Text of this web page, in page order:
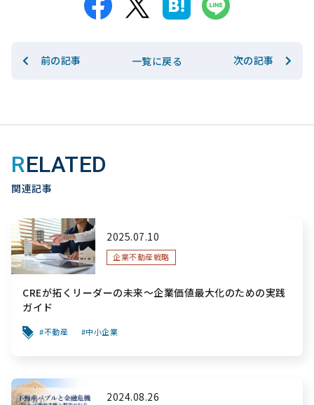
前の記事 一覧に戻る 次の記事
RELATED
関連記事
2025.07.10
企業不動産戦略
CREが拓くリーダーの未来～企業価値最大化のための実践
ガイド
不動産 中小企業
2024.08.26